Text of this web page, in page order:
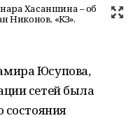
Хасаншина – об
Никонов, «КЗ».
Юсупова,
сетей была
состояния